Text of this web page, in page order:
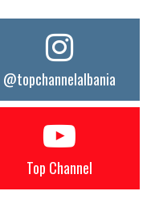
@topchannelalbania
Top Channel